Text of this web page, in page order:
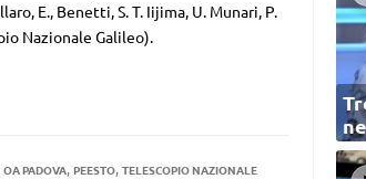
E., Benetti, S. T. Iijima, U. Munari, P.
Nazionale Galileo).
OA PADOVA, PEESTO, TELESCOPIO NAZIONALE